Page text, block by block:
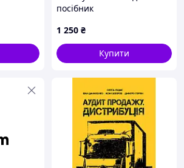
посібник
1 250 ₴
Купити